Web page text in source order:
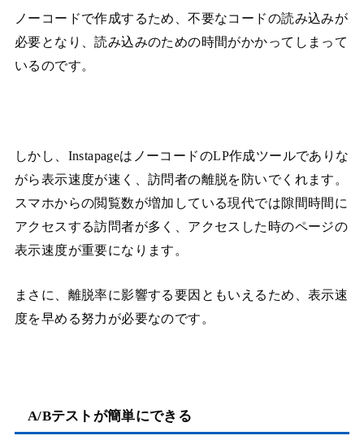
ノーコードで作成するため、不要なコードの読み込みが
必要となり、読み込みのための時間がかかってしまって
いるのです。
しかし、InstapageはノーコードのLP作成ツールでありな
がら表示速度が速く、訪問者の離脱を防いでくれます。
スマホからの閲覧数が増加している現代では隙間時間に
アクセスする訪問者が多く、アクセスした時のページの
表示速度が重要になります。
まさに、離脱率に影響する要因ともいえるため、表示速
度を早める努力が必要なのです。
A/Bテストが簡単にできる